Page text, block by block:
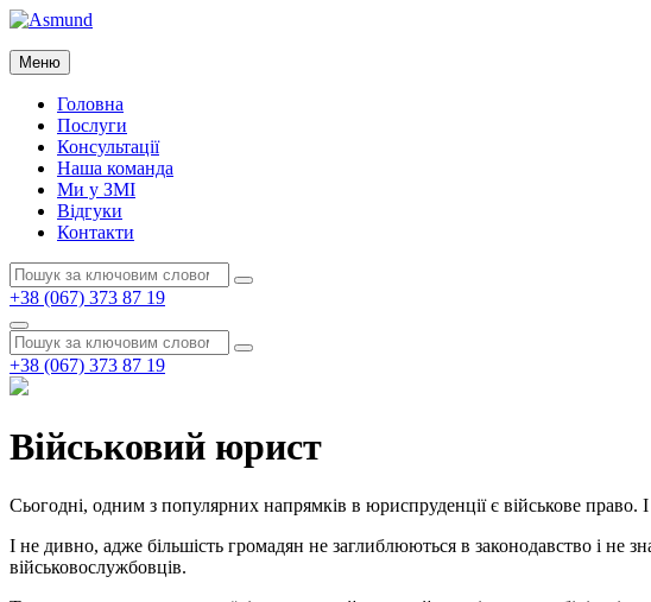
Перейти
вмісту
Asmund
Asmund
Меню
Головна
Послуги
Консультації
Наша команда
Ми у ЗМІ
Відгуки
Контакти
Пошук:
Пошук
+38 (067) 373 87 19
Пошук
Пошук:
Пошук
+38 (067) 373 87 19
Військовий юрист
Сьогодні, одним з популярних напрямків в юриспруденції є військове право.
І не дивно, адже більшість громадян не заглиблюються в законодавство і не
військовослужбовців.